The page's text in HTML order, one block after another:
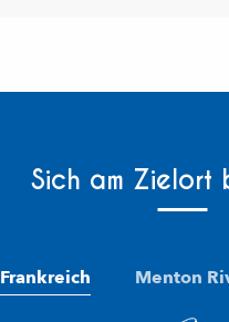
Sich am Zielort
Frankreich Menton